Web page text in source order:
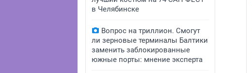
в Челябинске
Вопрос на триллион. Смогут
ли зерновые терминалы Балтики
заменить заблокированные
южные порты: мнение эксперта